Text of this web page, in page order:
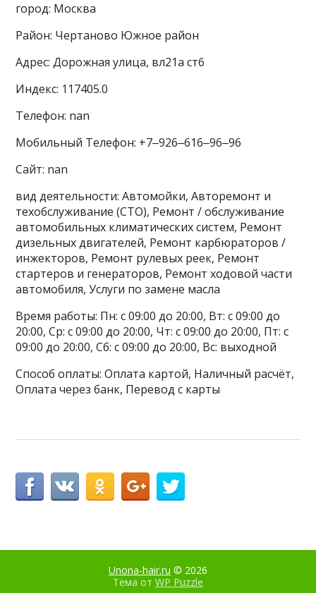
город: Москва
Район: Чертаново Южное район
Адрес: Дорожная улица, вл21а ст6
Индекс: 117405.0
Телефон: nan
Мобильный Телефон: +7‒926‒616‒96‒96
Сайт: nan
вид деятельности: Автомойки, Авторемонт и
техобслуживание (СТО), Ремонт / обслуживание
автомобильных климатических систем, Ремонт
дизельных двигателей, Ремонт карбюраторов /
инжекторов, Ремонт рулевых реек, Ремонт
стартеров и генераторов, Ремонт ходовой части
автомобиля, Услуги по замене масла
Время работы: Пн: с 09:00 до 20:00, Вт: с 09:00 до
20:00, Ср: с 09:00 до 20:00, Чт: с 09:00 до 20:00, Пт: с
09:00 до 20:00, Сб: с 09:00 до 20:00, Вс: выходной
Способ оплаты: Оплата картой, Наличный расчёт,
Оплата через банк, Перевод с карты
Unona-hair.ru © 2026
Тема от WP Puzzle